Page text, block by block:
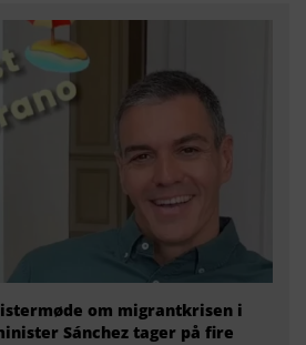
om migrantkrisen i
Sánchez tager på fire